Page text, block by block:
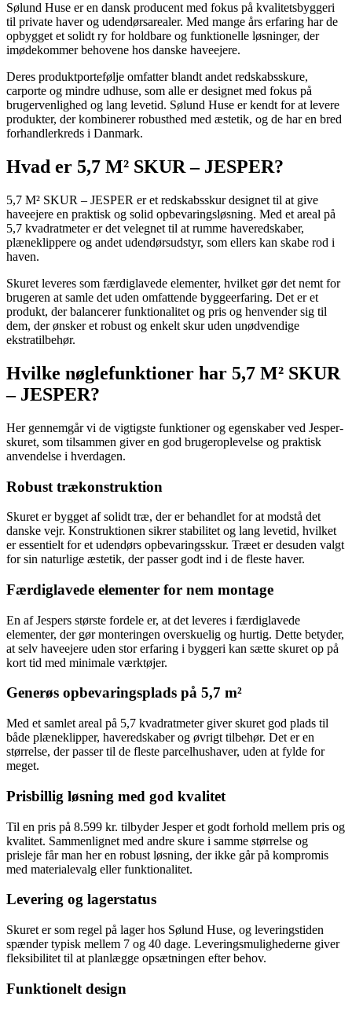
Sølund Huse er en dansk producent med fokus på kvalitetsbyggeri
til private haver og udendørsarealer. Med mange års erfaring har de
opbygget et solidt ry for holdbare og funktionelle løsninger, der
imødekommer behovene hos danske haveejere.
Deres produktportefølje omfatter blandt andet redskabsskure,
carporte og mindre udhuse, som alle er designet med fokus på
brugervenlighed og lang levetid. Sølund Huse er kendt for at levere
produkter, der kombinerer robusthed med æstetik, og de har en bred
forhandlerkreds i Danmark.
Hvad er 5,7 M² SKUR – JESPER?
5,7 M² SKUR – JESPER er et redskabsskur designet til at give
haveejere en praktisk og solid opbevaringsløsning. Med et areal på
5,7 kvadratmeter er det velegnet til at rumme haveredskaber,
plæneklippere og andet udendørsudstyr, som ellers kan skabe rod i
haven.
Skuret leveres som færdiglavede elementer, hvilket gør det nemt for
brugeren at samle det uden omfattende byggeerfaring. Det er et
produkt, der balancerer funktionalitet og pris og henvender sig til
dem, der ønsker et robust og enkelt skur uden unødvendige
ekstratilbehør.
Hvilke nøglefunktioner har 5,7 M² SKUR
– JESPER?
Her gennemgår vi de vigtigste funktioner og egenskaber ved Jesper-
skuret, som tilsammen giver en god brugeroplevelse og praktisk
anvendelse i hverdagen.
Robust trækonstruktion
Skuret er bygget af solidt træ, der er behandlet for at modstå det
danske vejr. Konstruktionen sikrer stabilitet og lang levetid, hvilket
er essentielt for et udendørs opbevaringsskur. Træet er desuden valgt
for sin naturlige æstetik, der passer godt ind i de fleste haver.
Færdiglavede elementer for nem montage
En af Jespers største fordele er, at det leveres i færdiglavede
elementer, der gør monteringen overskuelig og hurtig. Dette betyder,
at selv haveejere uden stor erfaring i byggeri kan sætte skuret op på
kort tid med minimale værktøjer.
Generøs opbevaringsplads på 5,7 m²
Med et samlet areal på 5,7 kvadratmeter giver skuret god plads til
både plæneklipper, haveredskaber og øvrigt tilbehør. Det er en
størrelse, der passer til de fleste parcelhushaver, uden at fylde for
meget.
Prisbillig løsning med god kvalitet
Til en pris på 8.599 kr. tilbyder Jesper et godt forhold mellem pris og
kvalitet. Sammenlignet med andre skure i samme størrelse og
prisleje får man her en robust løsning, der ikke går på kompromis
med materialevalg eller funktionalitet.
Levering og lagerstatus
Skuret er som regel på lager hos Sølund Huse, og leveringstiden
spænder typisk mellem 7 og 40 dage. Leveringsmulighederne giver
fleksibilitet til at planlægge opsætningen efter behov.
Funktionelt design